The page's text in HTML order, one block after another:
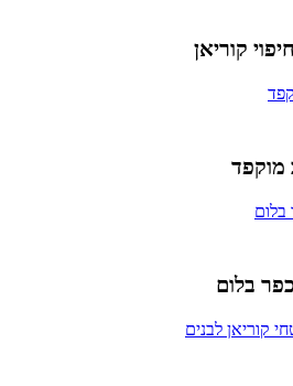
קוריאן
מוקפד
בלום